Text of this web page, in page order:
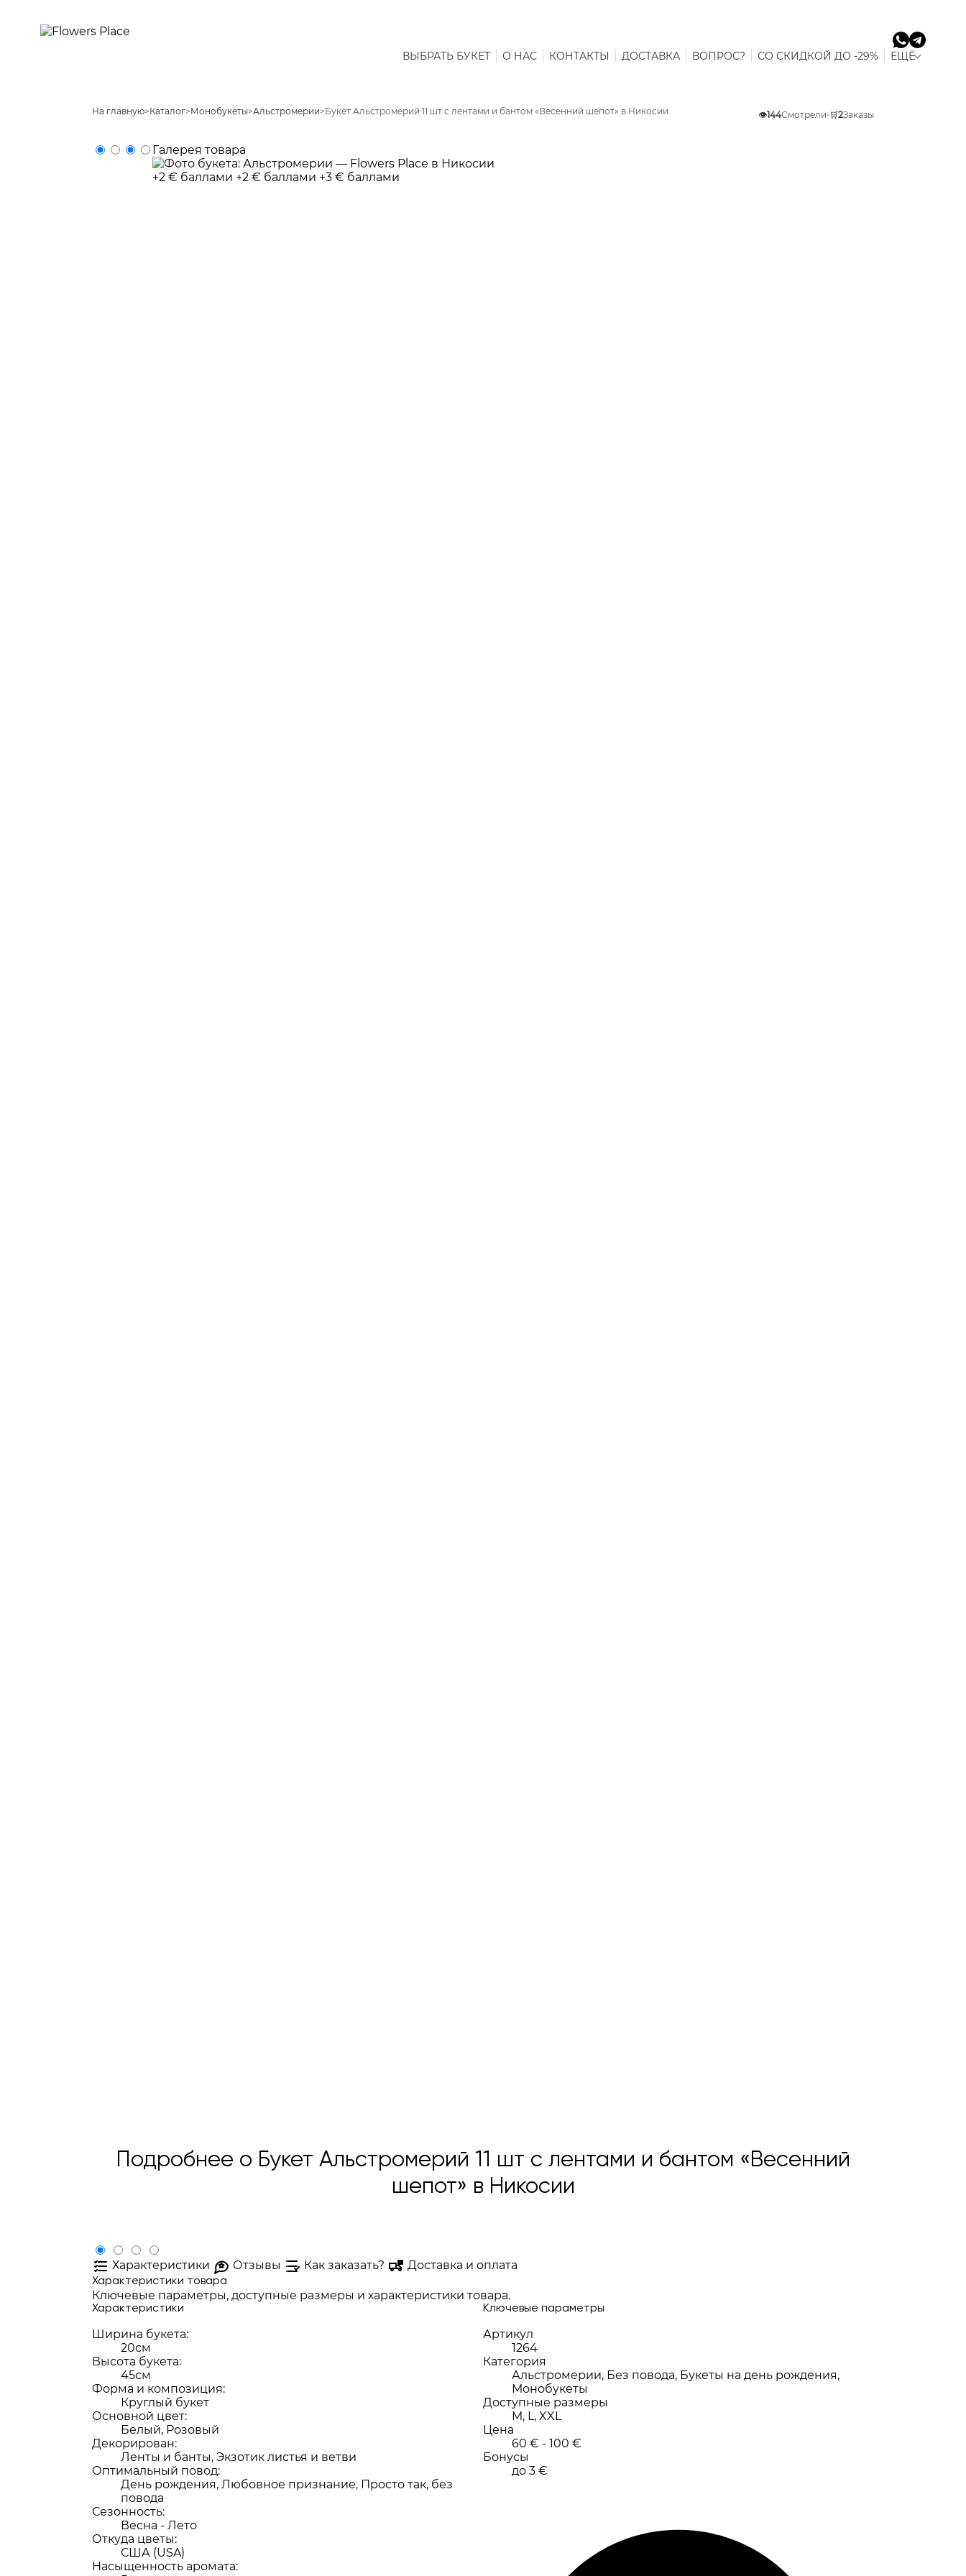
ВЫБРАТЬ БУКЕТ О НАС КОНТАКТЫ ДОСТАВКА ВОПРОС? СО СКИДКОЙ ДО -29% ЕЩЁ
На главную>Каталог>Монобукеты>Альстромерии>Букет Альстромерий 11 шт с лентами и бантом «Весенний шепот» в Никосии 👁️144Смотрели• 🛒2Заказы
Галерея товара
+2 € баллами +2 € баллами +3 € баллами
Подробнее о Букет Альстромерий 11 шт с лентами и бантом «Весенний
шепот» в Никосии
Характеристики Отзывы Как заказать? Доставка и оплата
Характеристики товара
Ключевые параметры, доступные размеры и характеристики товара.
Характеристики
Ширина букета:
20см
Высота букета:
45см
Форма и композиция:
Круглый букет
Основной цвет:
Белый, Розовый
Декорирован:
Ленты и банты, Экзотик листья и ветви
Оптимальный повод:
День рождения, Любовное признание, Просто так, без
повода
Сезонность:
Весна - Лето
Откуда цветы:
США (USA)
Насыщенность аромата:
Ключевые параметры
Артикул
1264
Категория
Альстромерии, Без повода, Букеты на день рождения,
Монобукеты
Доступные размеры
M, L, XXL
Цена
60 € - 100 €
Бонусы
до 3 €